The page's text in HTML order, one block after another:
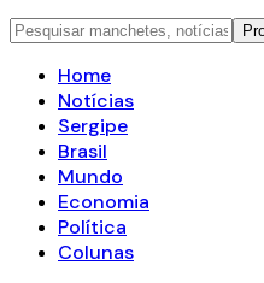
Home
Notícias
Sergipe
Brasil
Mundo
Economia
Política
Colunas